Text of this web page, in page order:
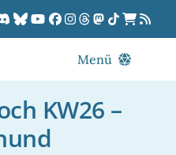
Menü
DORPCast
KW26 –